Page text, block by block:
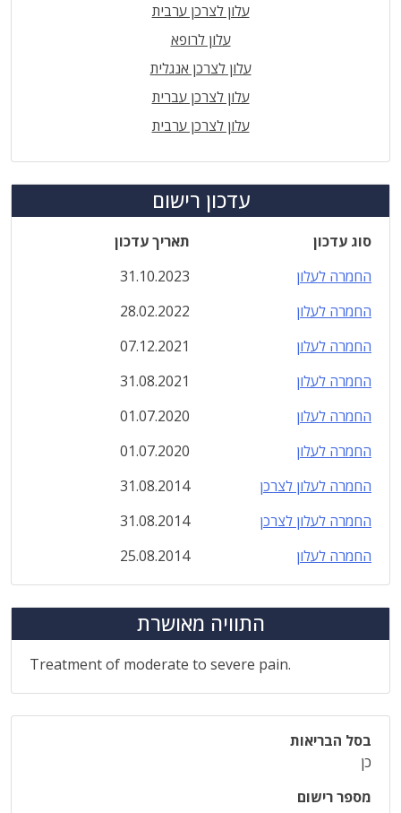
עלון לצרכן ערבית
עלון לרופא
עלון לצרכן אנגלית
עלון לצרכן עברית
עלון לצרכן ערבית
עדכון רישום
סוג עדכון
תאריך עדכון
החמרה לעלון
31.10.2023
החמרה לעלון
28.02.2022
החמרה לעלון
07.12.2021
החמרה לעלון
31.08.2021
החמרה לעלון
01.07.2020
החמרה לעלון
01.07.2020
החמרה לעלון לצרכן
31.08.2014
החמרה לעלון לצרכן
31.08.2014
החמרה לעלון
25.08.2014
התוויה מאושרת
Treatment of moderate to severe pain.
בסל הבריאות
כן
מספר רישום